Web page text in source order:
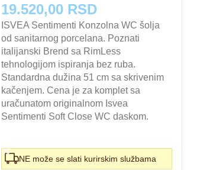
Originalna
cena
je
bila:
22.180,00 RSD.
19.520,00 RSDTrenutna
cena
je:
19.520,00 RSD.
ISVEA Sentimenti Konzolna WC šolja
od sanitarnog porcelana. Poznati
italijanski Brend sa RimLess
tehnologijom ispiranja bez ruba.
Standardna dužina 51 cm sa skrivenim
kačenjem. Cena je za komplet sa
uračunatom originalnom Isvea
Sentimenti Soft Close WC daskom.
NE može se slati kurirskim službama